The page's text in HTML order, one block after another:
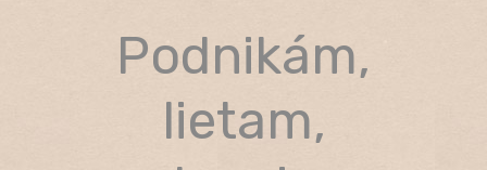
Podnikám,
lietam,